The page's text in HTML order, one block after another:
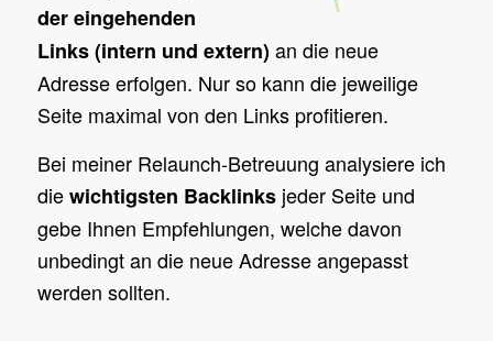
der eingehenden
Links (intern und extern)an die neue
Adresse erfolgen. Nur so kann die jeweilige
Seite maximal von den Links profitieren.
Bei meiner Relaunch-Betreuung analysiere ich
diewichtigsten Backlinksjeder Seite und
gebe Ihnen Empfehlungen, welche davon
unbedingt an die neue Adresse angepasst
werden sollten.